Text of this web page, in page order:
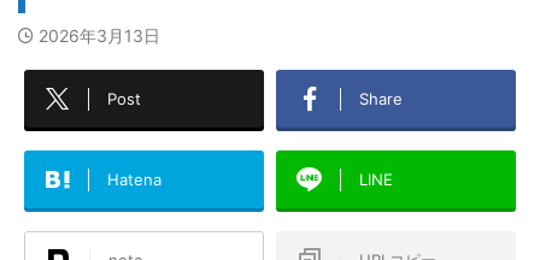
2026年3月13日
Post Share
Hatena LINE